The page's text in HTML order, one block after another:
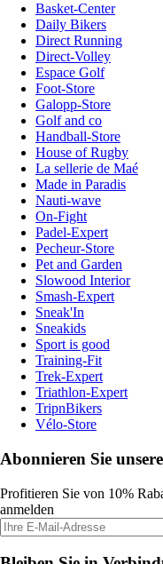
Basket-Center
Daily Bikers
Direct Running
Direct-Volley
Espace Golf
Foot-Store
Galopp-Store
Golf and co
Handball-Store
House of Rugby
La sellerie de Maé
Made in Paradis
Nauti-wave
On-Fight
Padel-Expert
Pecheur-Store
Pet and Garden
Slowood Interior
Smash-Expert
Sneak'In
Sneakids
Sport is good
Training-Fit
Trek-Expert
Triathlon-Expert
TripnBikers
Vélo-Store
Abonnieren Sie
Profitieren Sie von 10%
anmelden